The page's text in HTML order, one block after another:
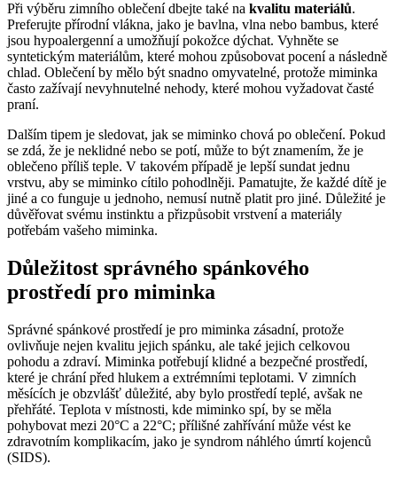
Při výběru zimního oblečení dbejte také na kvalitu materiálů.
Preferujte přírodní vlákna, jako je bavlna, vlna nebo bambus, které
jsou hypoalergenní a umožňují pokožce dýchat. Vyhněte se
syntetickým materiálům, které mohou způsobovat pocení a následně
chlad. Oblečení by mělo být snadno omyvatelné, protože miminka
často zažívají nevyhnutelné nehody, které mohou vyžadovat časté
praní.
Dalším tipem je sledovat, jak se miminko chová po oblečení. Pokud
se zdá, že je neklidné nebo se potí, může to být znamením, že je
oblečeno příliš teple. V takovém případě je lepší sundat jednu
vrstvu, aby se miminko cítilo pohodlněji. Pamatujte, že každé dítě je
jiné a co funguje u jednoho, nemusí nutně platit pro jiné. Důležité je
důvěřovat svému instinktu a přizpůsobit vrstvení a materiály
potřebám vašeho miminka.
Důležitost správného spánkového
prostředí pro miminka
Správné spánkové prostředí je pro miminka zásadní, protože
ovlivňuje nejen kvalitu jejich spánku, ale také jejich celkovou
pohodu a zdraví. Miminka potřebují klidné a bezpečné prostředí,
které je chrání před hlukem a extrémními teplotami. V zimních
měsících je obzvlášť důležité, aby bylo prostředí teplé, avšak ne
přehřáté. Teplota v místnosti, kde miminko spí, by se měla
pohybovat mezi 20°C a 22°C; přílišné zahřívání může vést ke
zdravotním komplikacím, jako je syndrom náhlého úmrtí kojenců
(SIDS).